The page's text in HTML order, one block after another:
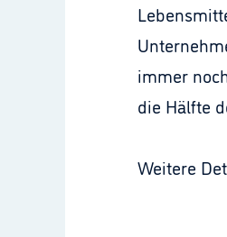
immer
die Hälfte
Weitere